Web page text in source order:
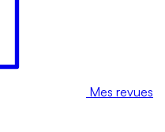
Mes revues